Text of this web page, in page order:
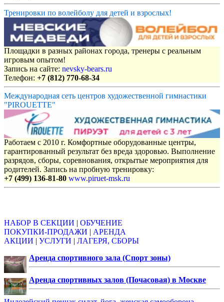
Тренировки по волейболу для детей и взрослых!
Площадки в разных районах города, тренеры с реальным
игровым опытом!
Запись на сайте: nevsky-bears.ru
Телефон: +7 (812) 770-68-34
Международная сеть центров художественной гимнастики
"PIROUETTE"
Работаем с 2010 г. Комфортные оборудованные центры,
гарантированный результат без вреда здоровью. Выполнение
разрядов, сборы, соревнования, открытые мероприятия для
родителей. Запись на пробную тренировку:
+7 (499) 136-81-80 www.piruet-msk.ru
НАБОР В СЕКЦИИ | ОБУЧЕНИЕ
ПОКУПКИ-ПРОДАЖИ | АРЕНДА
АКЦИИ | УСЛУГИ | ЛАГЕРЯ, СБОРЫ
Аренда спортивного зала (Спорт зоны)
Аренда спортивных залов (Почасовая) в Москве